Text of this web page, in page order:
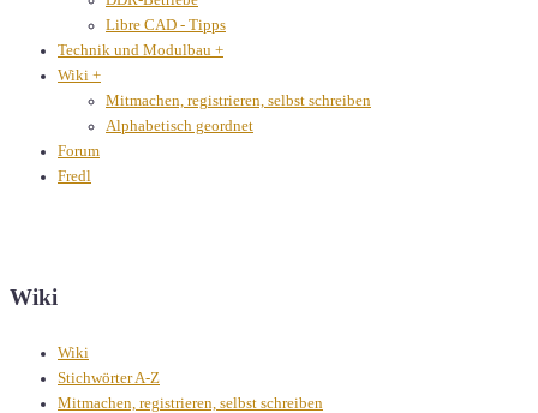
Libre CAD - Tipps
Technik und Modulbau +
Wiki +
Mitmachen, registrieren, selbst schreiben
Alphabetisch geordnet
Forum
Fredl
Wiki
Wiki
Stichwörter A-Z
Mitmachen, registrieren, selbst schreiben